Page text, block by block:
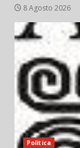
8 Agosto 2026
Politica